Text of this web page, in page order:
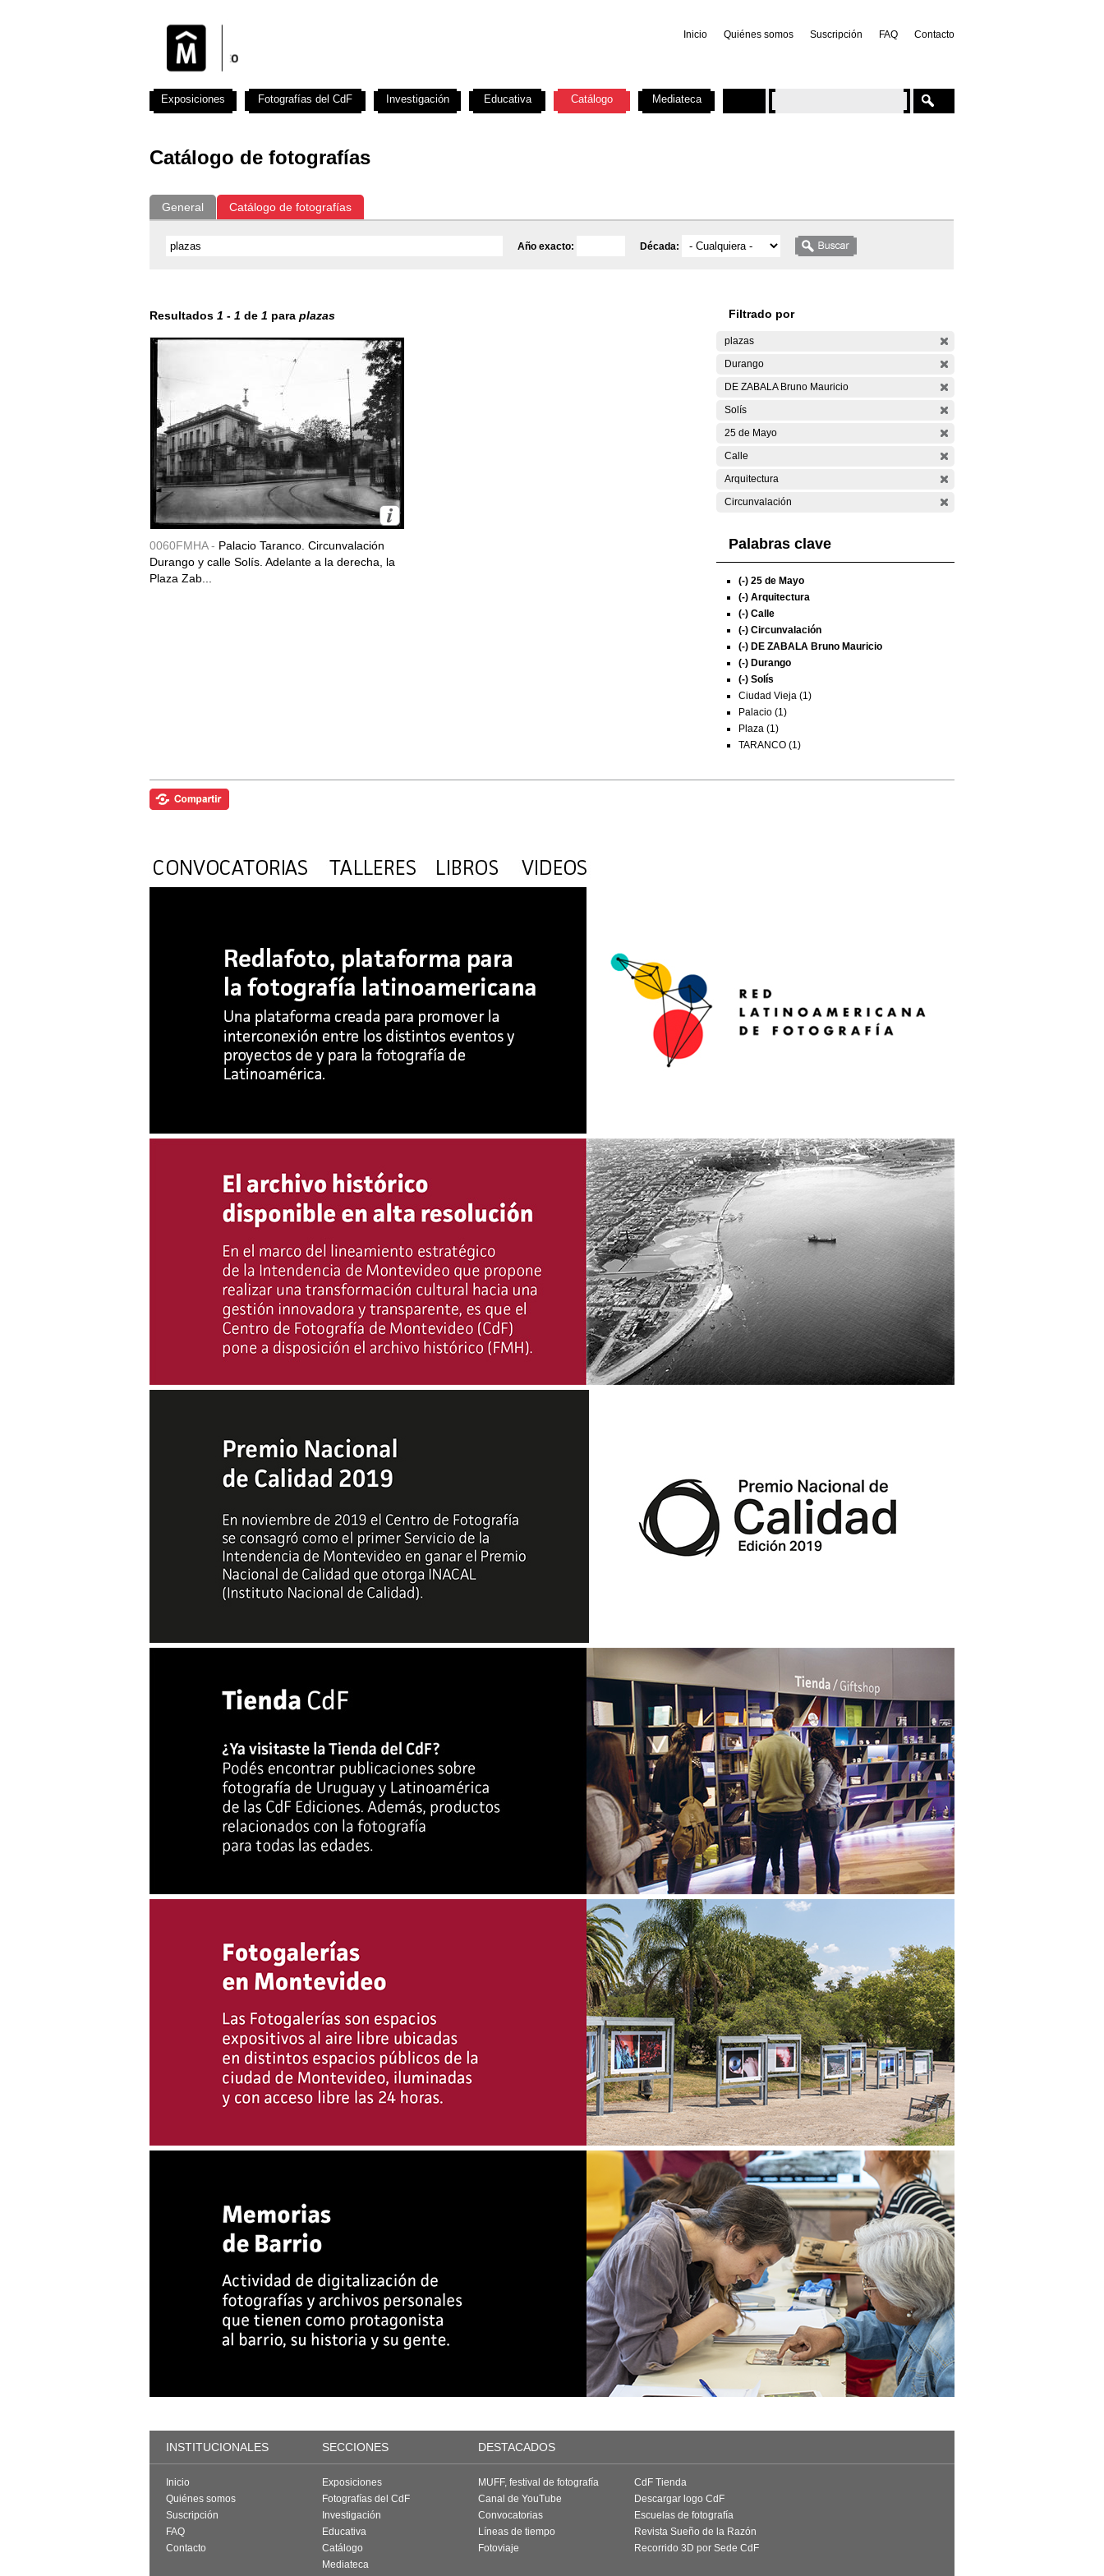
Inicio Quiénes somos Suscripción FAQ Contacto
Catálogo de fotografías
General Catálogo de fotografías
Año exacto: Década:
Resultados 1 - 1 de 1 para plazas
0060FMHA - Palacio Taranco. Circunvalación
Durango y calle Solís. Adelante a la derecha, la
Plaza Zab...
Filtrado por
plazas
Durango
DE ZABALA Bruno Mauricio
Solís
25 de Mayo
Calle
Arquitectura
Circunvalación
Palabras clave
(-) 25 de Mayo
(-) Arquitectura
(-) Calle
(-) Circunvalación
(-) DE ZABALA Bruno Mauricio
(-) Durango
(-) Solís
Ciudad Vieja (1)
Palacio (1)
Plaza (1)
TARANCO (1)
Exposiciones Fotografías del CdF Investigación Educativa Catálogo Mediateca
INSTITUCIONALES SECCIONES DESTACADOS
Inicio
Quiénes somos
Suscripción
FAQ
Contacto
Exposiciones
Fotografías del CdF
Investigación
Educativa
Catálogo
Mediateca
MUFF, festival de fotografía
Canal de YouTube
Convocatorias
Líneas de tiempo
Fotoviaje
CdF Tienda
Descargar logo CdF
Escuelas de fotografía
Revista Sueño de la Razón
Recorrido 3D por Sede CdF